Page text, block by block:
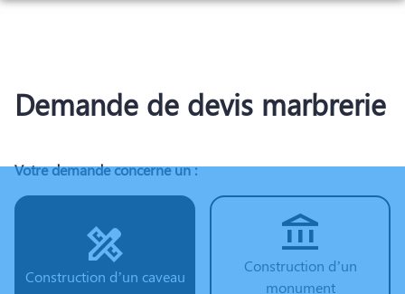
Aller
MONUMENTS FUNÉRAIRES
ESPACES HOMMAGES
Demande de devis marbrerie
Votre demande concerne un :
Construction d’un caveau
Construction d’un
monument